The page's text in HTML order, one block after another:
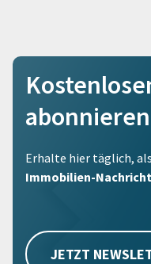
abonnieren
Erhalte hier täglich,
Immobilien-
JETZT